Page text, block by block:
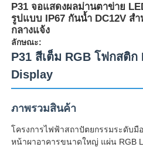
บ้าน
สินค้า
P31 จอแสดงผลม่านตาข่าย
รูปแบบ IP67 กันน้ำ DC12V ส
กลางแจ้ง
ลักษณะ:
P31 สีเต็ม RGB โฟกสติก
Display
ภาพรวมสินค้า
โครงการไฟฟ้าสถาปัตยกรรมระดับมื
หน้าผาอาคารขนาดใหญ่ แผ่น RGB